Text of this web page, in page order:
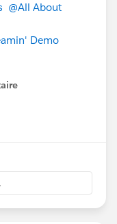
@All About
Demo